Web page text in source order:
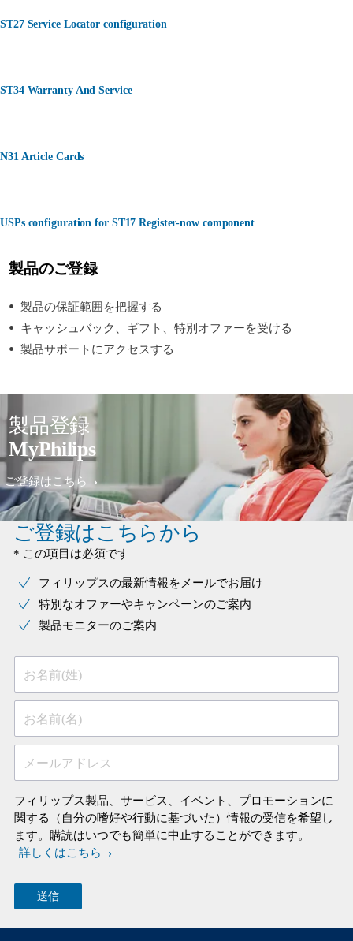
ST27 Service Locator configuration
ST34 Warranty And Service
N31 Article Cards
USPs configuration for ST17 Register-now component
製品のご登録
製品の保証範囲を把握する
キャッシュバック、ギフト、特別オファーを受ける
製品サポートにアクセスする
製品登録
MyPhilips
ご登録はこちら
ご登録はこちらから
* この項目は必須です
フィリップスの最新情報をメールでお届け
特別なオファーやキャンペーンのご案内
製品モニターのご案内
お名前(姓)
お名前(名)
メールアドレス
フィリップス製品、サービス、イベント、プロモーションに
関する（自分の嗜好や行動に基づいた）情報の受信を希望し
ます。購読はいつでも簡単に中止することができます。
詳しくはこちら